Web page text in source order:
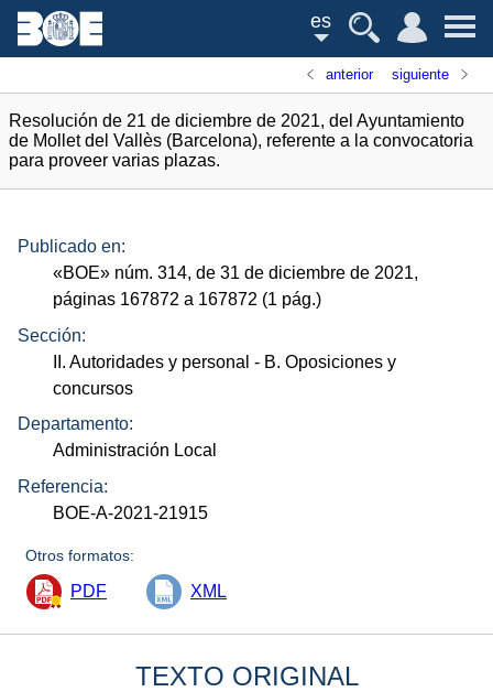
es
anterior siguiente
Resolución de 21 de diciembre de 2021, del Ayuntamiento
de Mollet del Vallès (Barcelona), referente a la convocatoria
para proveer varias plazas.
Publicado en:
«BOE» núm. 314, de 31 de diciembre de 2021,
páginas 167872 a 167872 (1 pág.)
Sección:
II. Autoridades y personal - B. Oposiciones y
concursos
Departamento:
Administración Local
Referencia:
BOE-A-2021-21915
Otros formatos:
PDF XML
TEXTO ORIGINAL